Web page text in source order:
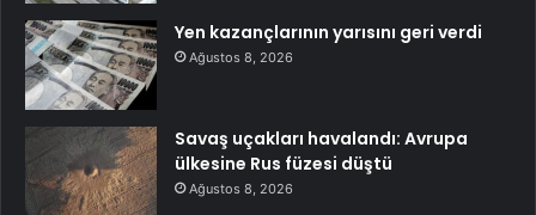
Yen kazançlarının yarısını geri verdi
Ağustos 8, 2026
Savaş uçakları havalandı: Avrupa
ülkesine Rus füzesi düştü
Ağustos 8, 2026